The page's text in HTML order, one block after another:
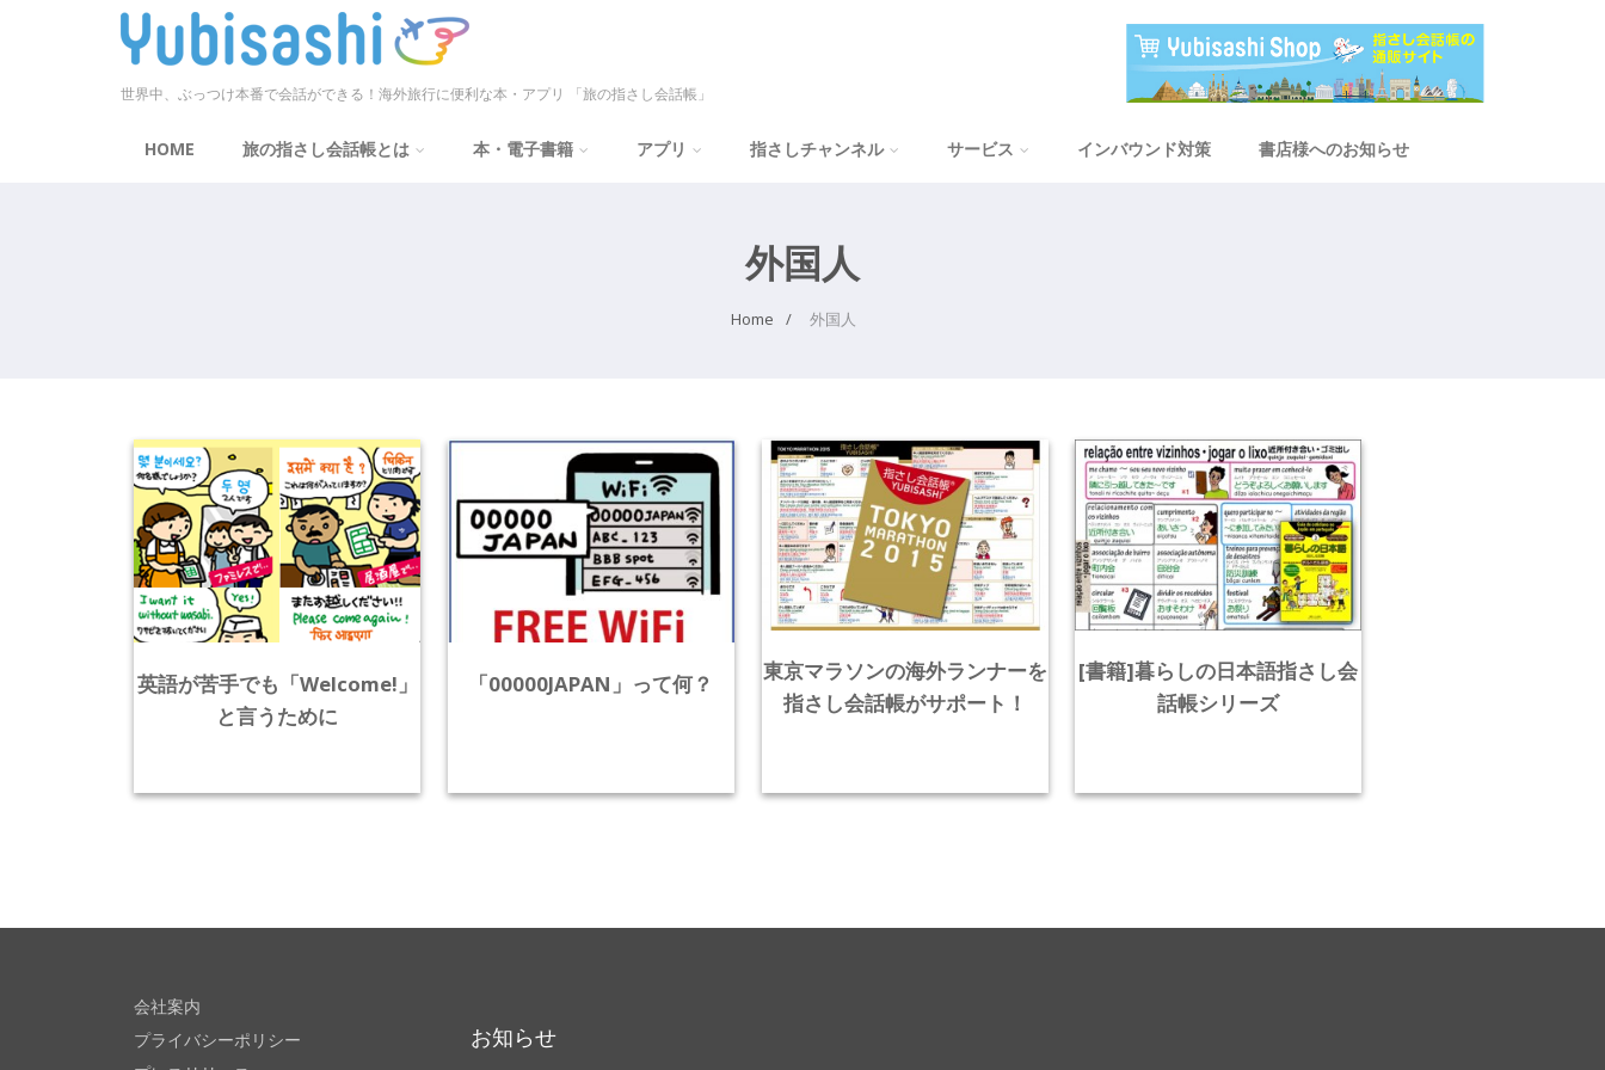
世界中、ぶっつけ本番で会話ができる！海外旅行に便利な本・アプリ 「旅の指さし会話帳」
HOME 旅の指さし会話帳とは 本・電子書籍 アプリ 指さしチャンネル サービス インバウンド対策 書店様へのお知らせ
外国人
Home 外国人
英語が苦手でも「Welcome!」
と言うために
「00000JAPAN」って何？
東京マラソンの海外ランナーを
指さし会話帳がサポート！
[書籍]暮らしの日本語指さし会
話帳シリーズ
会社案内
プライバシーポリシー
お知らせ